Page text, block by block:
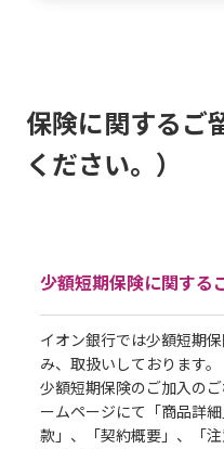
保険に関するご
ください。）
少額短期保険に関する
イオン銀行では少額短期
み、取扱いしております。
少額短期保険のご加入の
ームページにて「商品詳
款」、「契約概要」、「